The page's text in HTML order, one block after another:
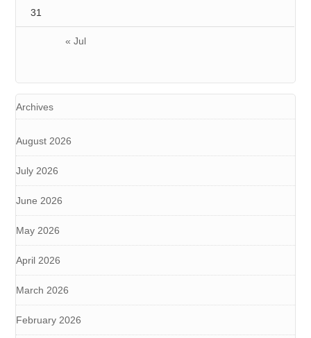
« Jul
31
Archives
August 2026
July 2026
June 2026
May 2026
April 2026
March 2026
February 2026